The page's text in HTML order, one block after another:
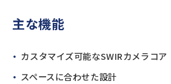
主な機能
カスタマイズ可能なSWIRカメラコア
スペースに合わせた設計